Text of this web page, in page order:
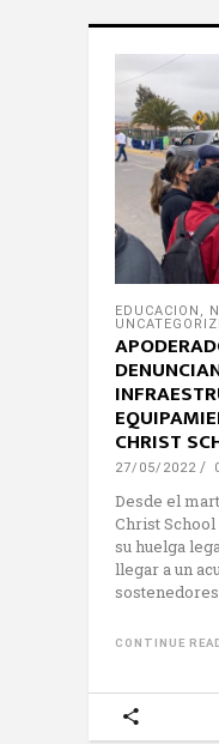
EDUCACION ,
CHRIST
27/05/2022
Desde el
Christ
su huelga
llegar a un
CONTINUE